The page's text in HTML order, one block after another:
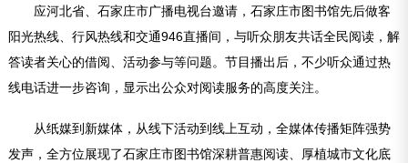
应河北省、石家庄市广播电视台邀请，石家庄市图书馆先后做客
阳光热线、行风热线和交通946直播间，与听众朋友共话全民阅读，解
答读者关心的借阅、活动参与等问题。节目播出后，不少听众通过热
线电话进一步咨询，显示出公众对阅读服务的高度关注。
从纸媒到新媒体，从线下活动到线上互动，全媒体传播矩阵强势
发声，全方位展现了石家庄市图书馆深耕普惠阅读、厚植城市文化底